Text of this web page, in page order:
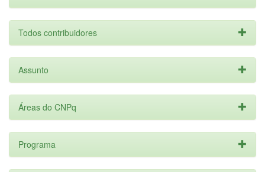
Todos contribuidores
Assunto
Áreas do CNPq
Programa